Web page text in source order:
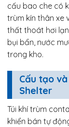
cấu bao che có
trùm kín thân xe
thất thoát hơi
bụi bẩn, nước
trong kho.
Cấu tạo
Shelter
Túi khí trùm
khiển bán tự